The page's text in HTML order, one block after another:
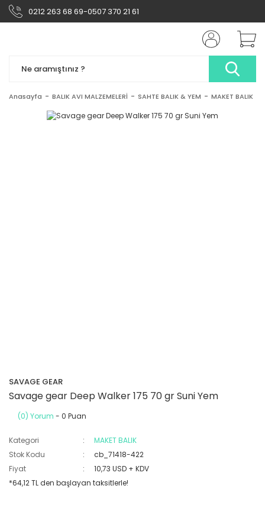
0212 263 68 69-0507 370 21 61
Anasayfa BALIK AVI MALZEMELERİ SAHTE BALIK & YEM MAKET BALIK
SAVAGE GEAR
Savage gear Deep Walker 175 70 gr Suni Yem
(0) Yorum - 0 Puan
Kategori
MAKET BALIK
Stok Kodu
cb_71418-422
Fiyat
10,73 USD + KDV
*64,12 TL den başlayan taksitlerle!